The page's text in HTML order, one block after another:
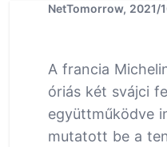
NetTomorrow, 2021/
A francia
óriás két svájci
együttműködve
mutatott be a